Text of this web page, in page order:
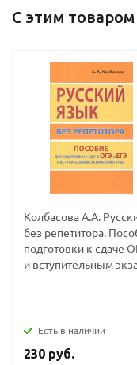
С этим
Колбасова А.А.
без репетитора.
подготовки к сдаче
и вступительным
Есть в наличии
230 руб.